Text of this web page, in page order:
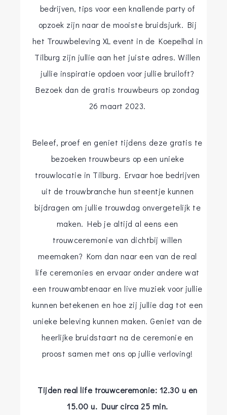
bedrijven, tips voor een knallende party of
opzoek zijn naar de mooiste bruidsjurk. Bij
het Trouwbeleving XL event in de Koepelhal in
Tilburg zijn jullie aan het juiste adres. Willen
jullie inspiratie opdoen voor jullie bruiloft?
Bezoek dan de gratis trouwbeurs op zondag
26 maart 2023.
Beleef, proef en geniet tijdens deze gratis te
bezoeken trouwbeurs op een unieke
trouwlocatie in Tilburg. Ervaar hoe bedrijven
uit de trouwbranche hun steentje kunnen
bijdragen om jullie trouwdag onvergetelijk te
maken. Heb je altijd al eens een
trouwceremonie van dichtbij willen
meemaken? Kom dan naar een van de real
life ceremonies en ervaar onder andere wat
een trouwambtenaar en live muziek voor jullie
kunnen betekenen en hoe zij jullie dag tot een
unieke beleving kunnen maken. Geniet van de
heerlijke bruidstaart na de ceremonie en
proost samen met ons op jullie verloving!
Tijden real life trouwceremonie: 12.30 u en
15.00 u. Duur circa 25 min.